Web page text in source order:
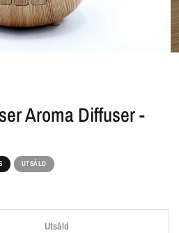
Aroma Diffuser -
UTSÅLD
Utsåld